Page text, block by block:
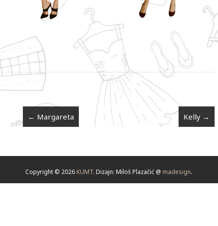
← Margareta Kelly →
Copyright © 2026 KUMT. Dizajn: Miloš Plazačić @ madesign.